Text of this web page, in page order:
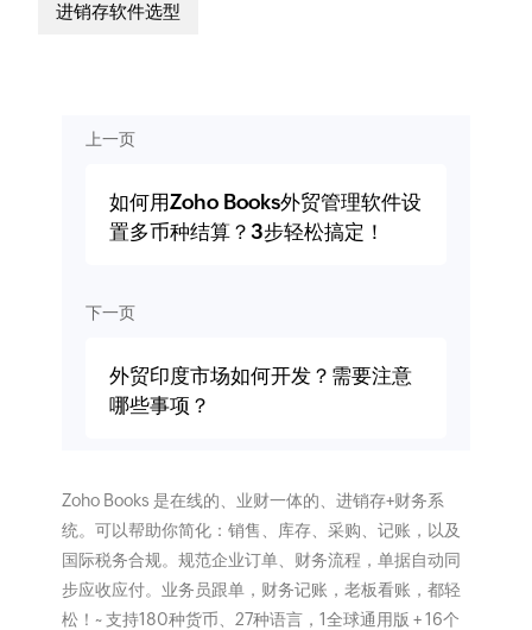
进销存软件选型
上一页
如何用Zoho Books外贸管理软件设
置多币种结算？3步轻松搞定！
下一页
外贸印度市场如何开发？需要注意
哪些事项？
Zoho Books 是在线的、业财一体的、进销存+财务系
统。可以帮助你简化：销售、库存、采购、记账，以及
国际税务合规。规范企业订单、财务流程，单据自动同
步应收应付。业务员跟单，财务记账，老板看账，都轻
松！~ 支持180种货币、27种语言，1全球通用版 + 16个